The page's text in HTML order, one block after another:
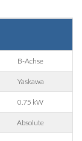
B-Achse
Yaskawa
0.75 kW
Absolute